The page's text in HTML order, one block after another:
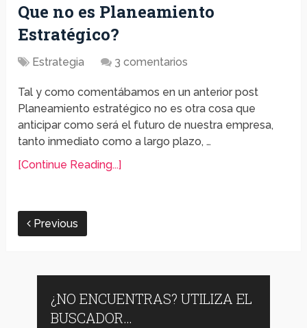
Que no es Planeamiento
Estratégico?
Estrategia 3 comentarios
Tal y como comentábamos en un anterior post
Planeamiento estratégico no es otra cosa que
anticipar como será el futuro de nuestra empresa,
tanto inmediato como a largo plazo, …
[Continue Reading...]
Previous
¿NO ENCUENTRAS? UTILIZA EL
BUSCADOR…